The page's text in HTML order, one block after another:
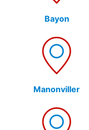
Bayon
Manonviller